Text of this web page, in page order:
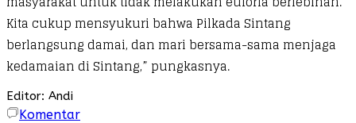
Kita cukup mensyukuri bahwa Pilkada Sintang
berlangsung damai, dan mari bersama-sama menjaga
kedamaian di Sintang,” pungkasnya.
Editor: Andi
Komentar